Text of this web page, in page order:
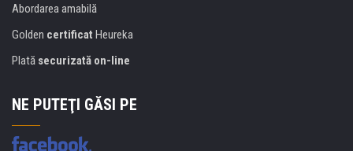
Abordarea amabilă
Golden certificat Heureka
Plată securizată on-line
NE PUTEŢI GĂSI PE